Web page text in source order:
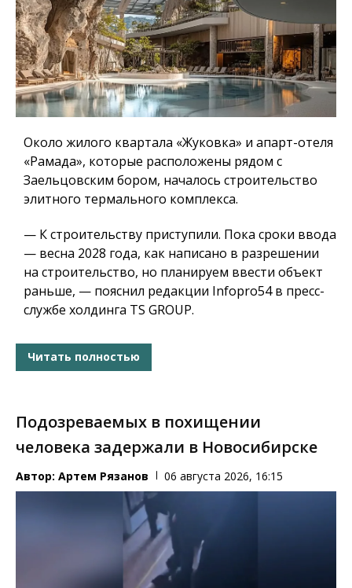
Около жилого квартала «Жуковка» и апарт-отеля
«Рамада», которые расположены рядом с
Заельцовским бором, началось строительство
элитного термального комплекса.
— К строительству приступили. Пока сроки ввода
— весна 2028 года, как написано в разрешении
на строительство, но планируем ввести объект
раньше, — пояснил редакции Infopro54 в пресс-
службе холдинга TS GROUP.
Читать полностью
Подозреваемых в похищении
человека задержали в Новосибирске
Автор: Артем Рязанов 06 августа 2026, 16:15